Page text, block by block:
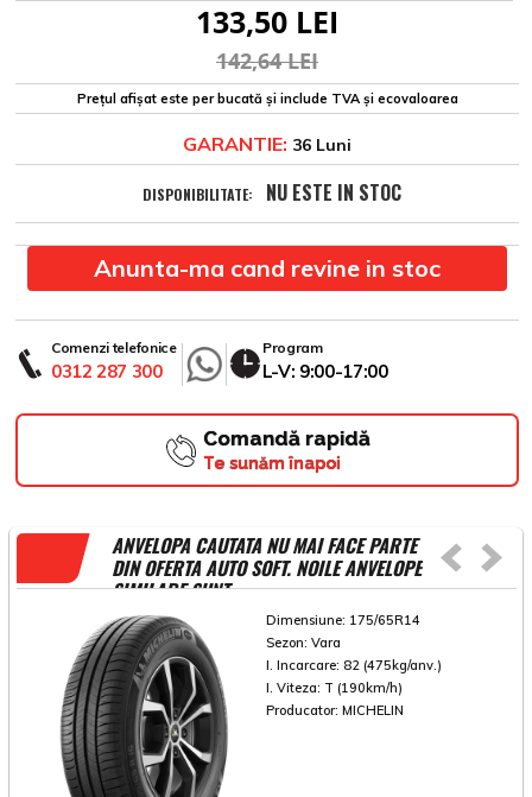
133,50 LEI
142,64 LEI
Prețul afișat este per bucată și include TVA și ecovaloarea
GARANTIE: 36 Luni
DISPONIBILITATE: NU ESTE IN STOC
Anunta-ma cand revine in stoc
Comenzi telefonice
0312 287 300
Program
L-V: 9:00-17:00
Comandă rapidă
Te sunăm înapoi
ANVELOPA CAUTATA NU MAI FACE PARTE
DIN OFERTA AUTO SOFT. NOILE ANVELOPE
SIMILARE SUNT
Dimensiune: 175/65R14
Sezon: Vara
I. Incarcare: 82 (475kg/anv.)
I. Viteza: T (190km/h)
Producator: MICHELIN